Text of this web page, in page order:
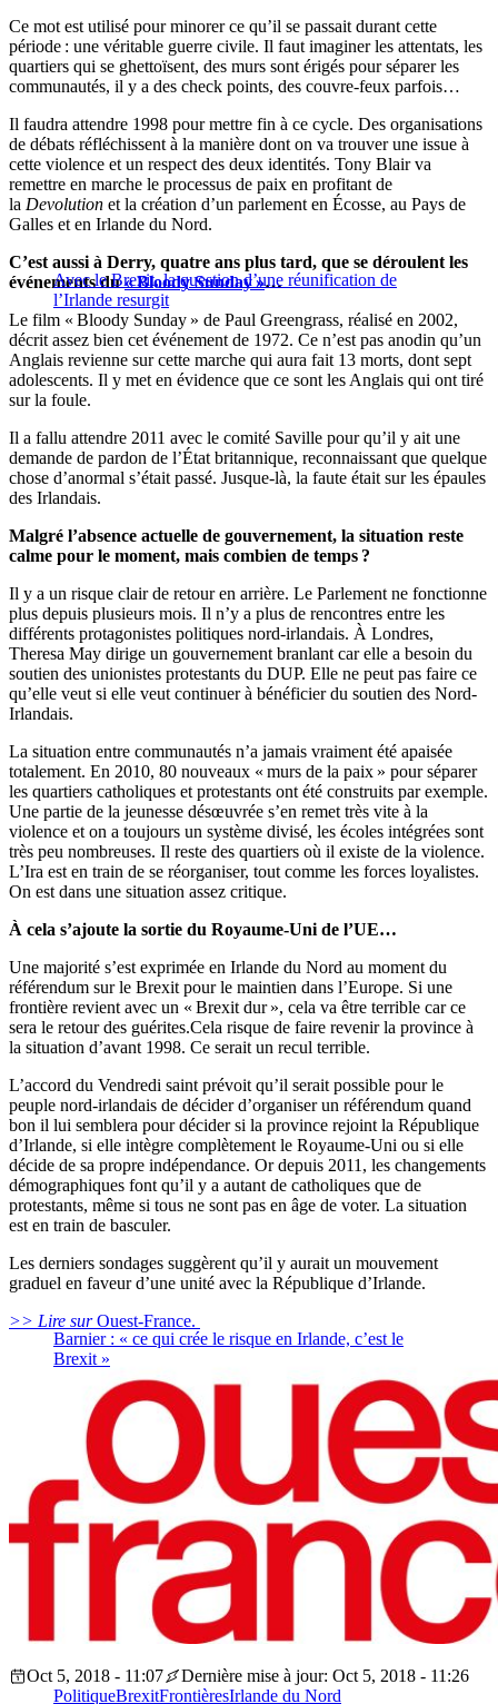
Ce mot est utilisé pour minorer ce qu’il se passait durant cette
période : une véritable guerre civile. Il faut imaginer les attentats, les
quartiers qui se ghettoïsent, des murs sont érigés pour séparer les
communautés, il y a des check points, des couvre-feux parfois…
Il faudra attendre 1998 pour mettre fin à ce cycle. Des organisations
de débats réfléchissent à la manière dont on va trouver une issue à
cette violence et un respect des deux identités. Tony Blair va
remettre en marche le processus de paix en profitant de
la Devolution et la création d’un parlement en Écosse, au Pays de
Galles et en Irlande du Nord.
Avec le Brexit, la question d’une réunification de
l’Irlande resurgit
C’est aussi à Derry, quatre ans plus tard, que se déroulent les
événements du« Bloody Sunday »…
Le film « Bloody Sunday » de Paul Greengrass, réalisé en 2002,
décrit assez bien cet événement de 1972. Ce n’est pas anodin qu’un
Anglais revienne sur cette marche qui aura fait 13 morts, dont sept
adolescents. Il y met en évidence que ce sont les Anglais qui ont tiré
sur la foule.
Il a fallu attendre 2011 avec le comité Saville pour qu’il y ait une
demande de pardon de l’État britannique, reconnaissant que quelque
chose d’anormal s’était passé. Jusque-là, la faute était sur les épaules
des Irlandais.
Malgré l’absence actuelle de gouvernement, la situation reste
calme pour le moment, mais combien de temps ?
Il y a un risque clair de retour en arrière. Le Parlement ne fonctionne
plus depuis plusieurs mois. Il n’y a plus de rencontres entre les
différents protagonistes politiques nord-irlandais. À Londres,
Theresa May dirige un gouvernement branlant car elle a besoin du
soutien des unionistes protestants du DUP. Elle ne peut pas faire ce
qu’elle veut si elle veut continuer à bénéficier du soutien des Nord-
Irlandais.
La situation entre communautés n’a jamais vraiment été apaisée
totalement. En 2010, 80 nouveaux « murs de la paix » pour séparer
les quartiers catholiques et protestants ont été construits par exemple.
Une partie de la jeunesse désœuvrée s’en remet très vite à la
violence et on a toujours un système divisé, les écoles intégrées sont
très peu nombreuses. Il reste des quartiers où il existe de la violence.
L’Ira est en train de se réorganiser, tout comme les forces loyalistes.
On est dans une situation assez critique.
À cela s’ajoute la sortie du Royaume-Uni de l’UE…
Une majorité s’est exprimée en Irlande du Nord au moment du
référendum sur le Brexit pour le maintien dans l’Europe. Si une
frontière revient avec un « Brexit dur », cela va être terrible car ce
sera le retour des guérites.Cela risque de faire revenir la province à
la situation d’avant 1998. Ce serait un recul terrible.
L’accord du Vendredi saint prévoit qu’il serait possible pour le
peuple nord-irlandais de décider d’organiser un référendum quand
bon il lui semblera pour décider si la province rejoint la République
d’Irlande, si elle intègre complètement le Royaume-Uni ou si elle
décide de sa propre indépendance. Or depuis 2011, les changements
démographiques font qu’il y a autant de catholiques que de
protestants, même si tous ne sont pas en âge de voter. La situation
est en train de basculer.
Les derniers sondages suggèrent qu’il y aurait un mouvement
graduel en faveur d’une unité avec la République d’Irlande.
Barnier : « ce qui crée le risque en Irlande, c’est le
Brexit »
>> Lire surOuest-France.
Oct 5, 2018 - 11:07
Dernière mise à jour: Oct 5, 2018 - 11:26
PolitiqueBrexitFrontièresIrlande du Nord